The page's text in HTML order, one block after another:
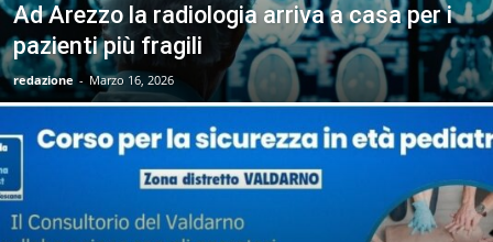
Ad Arezzo la radiologia arriva a casa per i
pazienti più fragili
redazione - Marzo 16, 2026